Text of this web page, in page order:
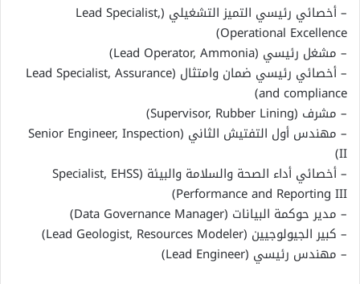
– أخصائي رئيسي التميز التشغيلي (Lead Specialist,
Operational Excellence)
– مشغل رئيسي (Lead Operator, Ammonia)
– أخصائي رئيسي ضمان وامتثال (Lead Specialist, Assurance
and compliance)
– مشرف (Supervisor, Rubber Lining)
– مهندس أول التفتيش الثاني (Senior Engineer, Inspection
II)
– أخصائي أداء الصحة والسلامة والبيئة (Specialist, EHSS
Performance and Reporting III)
– مدير حوكمة البيانات (Data Governance Manager)
– كبير الجيولوجيين (Lead Geologist, Resources Modeler)
– مهندس رئيسي (Lead Engineer)